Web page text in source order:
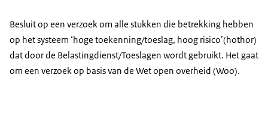
Besluit op een verzoek om alle stukken die betrekking hebben
op het systeem ‘hoge toekenning/toeslag, hoog risico’(hothor)
dat door de Belastingdienst/Toeslagen wordt gebruikt. Het gaat
om een verzoek op basis van de Wet open overheid (Woo).